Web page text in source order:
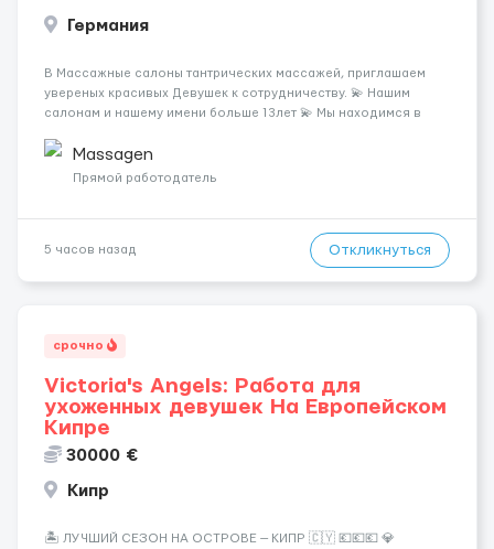
Германия
В Массажные салоны тантрических массажей, приглашаем
увереных красивых Девушек к сотрудничеству. 💫 Нашим
салонам и нашему имени больше 13лет 💫 Мы находимся в
заработная плата 💚Мы гарантируем Наличие работы. Поток 💝
incall / Out...
Massagen
Прямой работодатель
5 часов назад Откликнуться
срочно
Victoria's Angels: Работа для
ухоженных девушек На Европейском
Кипре
30000 €
Кипр
🏝️ ЛУЧШИЙ СЕЗОН НА ОСТРОВЕ — КИПР 🇨🇾 💶💶💶 💎